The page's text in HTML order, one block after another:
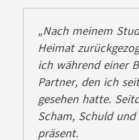
„Nach meinem
Heimat
ich während einer
Partner, den ich
gesehen hatte.
Scham, Schuld
präsent.